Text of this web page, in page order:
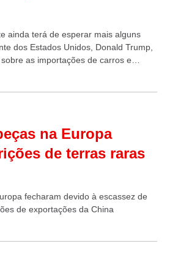
ainda terá de esperar mais alguns
dos Estados Unidos, Donald Trump,
as importações de carros e
na Europa
de terras raras
fecharam devido à escassez de
de exportações da China